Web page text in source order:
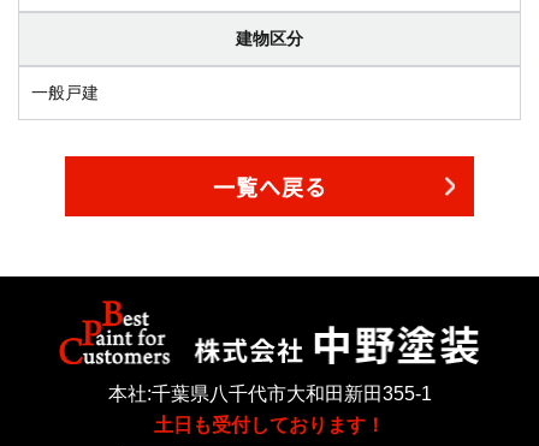
建物区分
一般戸建
一覧へ戻る
本社:千葉県八千代市大和田新田355-1
土日も受付しております！